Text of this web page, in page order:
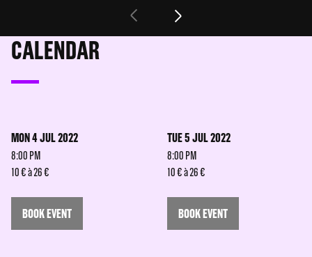
CALENDAR
MON 4 JUL 2022
8:00 PM
10 € à 26 €
BOOK EVENT
TUE 5 JUL 2022
8:00 PM
10 € à 26 €
BOOK EVENT